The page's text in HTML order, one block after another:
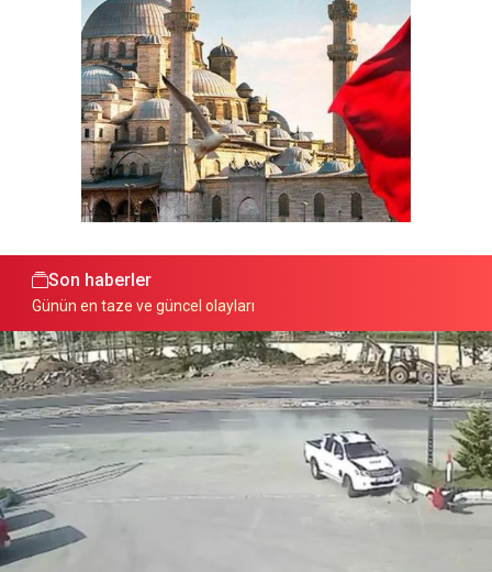
Son haberler
Günün en taze ve güncel olayları